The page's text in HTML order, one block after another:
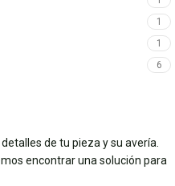
1
1
6
de tu pieza y su avería.
encontrar una solución para